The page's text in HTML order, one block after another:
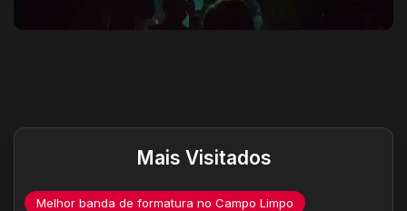
Mais Visitados
Melhor banda de formatura no Campo Limpo